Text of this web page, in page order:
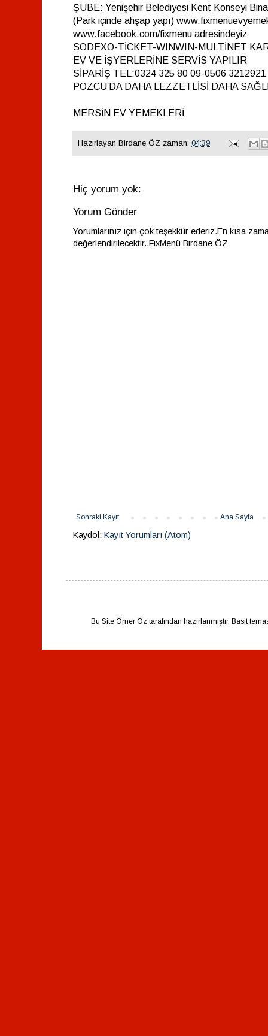
ŞUBE: Yenişehir Belediyesi Kent Konseyi
(Park içinde ahşap yapı)
www.facebook.com/fixmenu adresindeyiz
SODEXO-TİCKET-WINWIN-MULTİNET
EV VE İŞYERLERİNE SERVİS YAPILIR
SİPARİŞ TEL:0324 325 80 09-0506 3212921
POZCU’DA DAHA LEZZETLİSİ DAHA
MERSİN EV YEMEKLERİ
Hazırlayan Birdane ÖZ zaman: 04:39
Hiç yorum yok:
Yorum Gönder
Yorumlarınız için çok teşekkür ederiz.En kısa
değerlendirilecektir..FixMenü Birdane ÖZ
Sonraki Kayıt Ana Sayfa
Kaydol: Kayıt Yorumları (Atom)
Bu Site Ömer Öz tarafından hazırlanmıştır. Basit